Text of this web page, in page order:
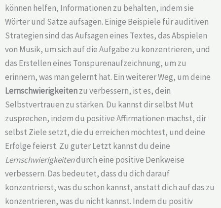
können helfen, Informationen zu behalten, indem sie
Wörter und Sätze aufsagen. Einige Beispiele für auditiven
Strategien sind das Aufsagen eines Textes, das Abspielen
von Musik, um sich auf die Aufgabe zu konzentrieren, und
das Erstellen eines Tonspurenaufzeichnung, um zu
erinnern, was man gelernt hat. Ein weiterer Weg, um deine
Lernschwierigkeitenzu verbessern, ist es, dein
Selbstvertrauen zu stärken. Du kannst dir selbst Mut
zusprechen, indem du positive Affirmationen machst, dir
selbst Ziele setzt, die du erreichen möchtest, und deine
Erfolge feierst. Zu guter Letzt kannst du deine
Lernschwierigkeitendurch eine positive Denkweise
verbessern. Das bedeutet, dass du dich darauf
konzentrierst, was du schon kannst, anstatt dich auf das zu
konzentrieren, was du nicht kannst. Indem du positiv